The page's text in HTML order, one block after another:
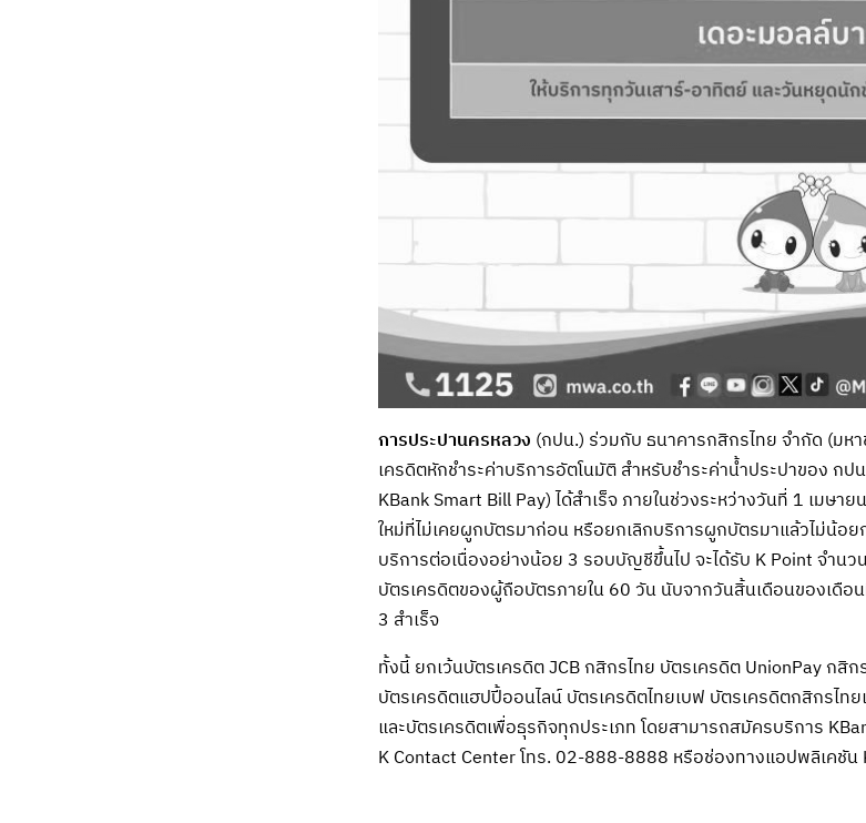
การประปานครหลวง (กปน.) ร่วมกับ ธนาคารกสิกรไทย จำกัด (ม
เครดิตหักชำระค่าบริการอัตโนมัติ สำหรับชำระค่าน้ำประปาของ ก
KBank Smart Bill Pay) ได้สำเร็จ ภายในช่วงระหว่างวันที่ 1 เมษ
ใหม่ที่ไม่เคยผูกบัตรมาก่อน หรือยกเลิกบริการผูกบัตรมาแล้วไม่น้อ
บริการต่อเนื่องอย่างน้อย 3 รอบบัญชีขึ้นไป จะได้รับ K Point จำน
บัตรเครดิตของผู้ถือบัตรภายใน 60 วัน นับจากวันสิ้นเดือนของเดื
3 สำเร็จ
ทั้งนี้ ยกเว้นบัตรเครดิต JCB กสิกรไทย บัตรเครดิต UnionPay ก
บัตรเครดิตแฮปปี้ออนไลน์ บัตรเครดิตไทยเบฟ บัตรเครดิตกสิกรไท
และบัตรเครดิตเพื่อธุรกิจทุกประเภท โดยสามารถสมัครบริการ
K Contact Center โทร. 02-888-8888 หรือช่องทางแอปพลิเคชัน